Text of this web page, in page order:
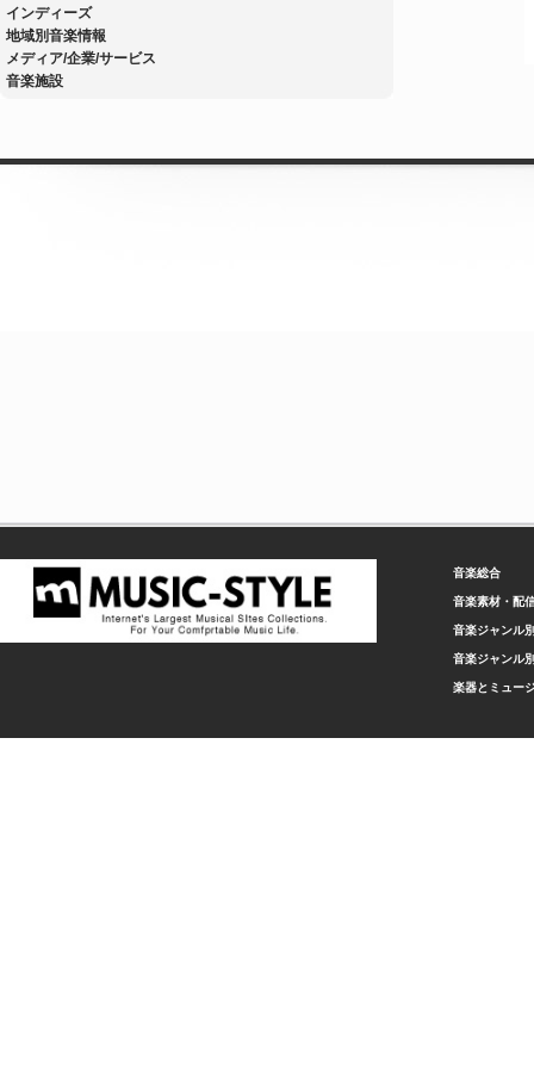
インディーズ
地域別音楽情報
メディア/企業/サービス
音楽施設
音楽総合
音楽素材・配
音楽ジャンル
音楽ジャンル
楽器とミュー